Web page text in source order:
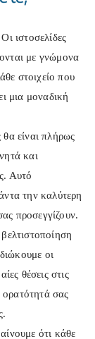
Οι ιστοσελίδες
με γνώμονα
στοιχείο που
μια μοναδική
είναι πλήρως
και
Αυτό
την καλύτερη
προσεγγίζουν.
οι
θέσεις στις
ορατότητά σας
ότι κάθε